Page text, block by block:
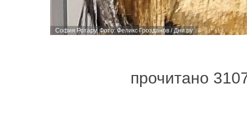
София Ротару. Фото: Феликс Грозданов / Дни.ру
прочитано